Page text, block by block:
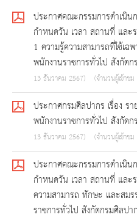
ประกาศคณะกรรมการดำเนิน
กำหนดวัน เวลา สถานที่ และ
1 ความรู้ความสามารถที่ใช้เฉ
พนักงานราชการทั่วไป สังกัด
13 ธันวาคม 2567)
(จำนวนผู้เข้าช
ประกาศกรมศิลปากร เรื่อง ร
พนักงานราชการทั่วไป สังกัด
13 ธันวาคม 2567)
(จำนวนผู้เข้าช
ประกาศคณะกรรมการดำเนิน
กำหนดวัน เวลา สถานที่ และ
ความสามารถ ทักษะ และสมร
ราชการทั่วไป สังกัดกรมศิลปา